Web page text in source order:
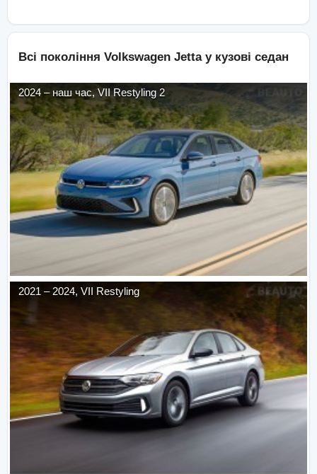
Всі покоління Volkswagen Jetta у кузові седан
2024 – наш час,VII Restyling 2
2021 – 2024, VII Restyling